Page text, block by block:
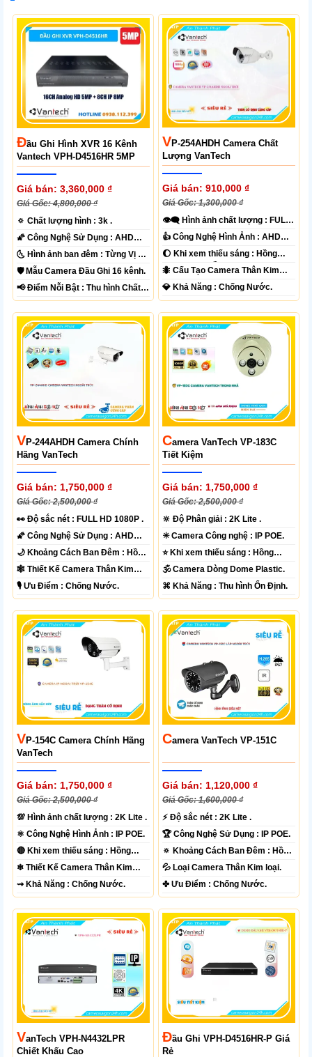
ĐẦu Ghi Hình XVR 16 Kênh
Vantech VPH-D4516HR 5MP
Giá bán: 3,360,000 ₫
Giá Gốc: 4,800,000 ₫
🔅 Chất lượng hình :3k .
🌠 Công Nghệ Sử Dụng :AHD
CVI TVI BCS.
🌜 Hình ảnh ban đêm :Từng Vị Trí
Camera .
🛡 Mẫu CameraĐầu Ghi 16 kênh.
️📢 Điểm Nỗi Bật :Thu hình Chất
Lượng.
VP-254AHDH Camera Chất
Lượng VanTech
Giá bán: 910,000 ₫
Giá Gốc: 1,300,000 ₫
👁️‍🗨 Hình ảnh chất lượng : FULL
HD 1080P .
👍 Công Nghệ Hình Ảnh :AHD
CVI TVI BCS.
🌔 Khi xem thiếu sáng : Hồng
Ngoại 40m Hồng Ngoại Smart IR.
🐜 Cấu Tạo CameraThân Kim
loại.
️💎 Khả Năng :Chống Nước.
VP-244AHDH Camera Chính
Hãng VanTech
Giá bán: 1,750,000 ₫
Giá Gốc: 2,500,000 ₫
️👀 Độ sắc nét : FULL HD 1080P .
🌠 Công Nghệ Sử Dụng :AHD
CVI TVI BCS.
🌙 Khoảng Cách Ban Đêm : Hồng
Ngoại 70m Led Array.
🕸️ Thiết Kế CameraThân Kim
loại.
️🎙 Ưu Điểm :Chống Nước.
CAmera VanTech VP-183C
Tiết Kiệm
Giá bán: 1,750,000 ₫
Giá Gốc: 2,500,000 ₫
🔆 Độ Phân giải :2K Lite .
✳️ Camera Công nghệ :
IP POE.
⭐ Khi xem thiếu sáng : Hồng
Ngoại 30m Led Array.
🕉️ Camera Dòng Dome Plastic.
️⌘ Khả Năng :Thu hình Ổn Định.
VP-154C Camera Chính Hãng
VanTech
Giá bán: 1,750,000 ₫
Giá Gốc: 2,500,000 ₫
💯 Hình ảnh chất lượng :2K Lite .
⚛️ Công Nghệ Hình Ảnh :
IP POE.
🔴 Khi xem thiếu sáng : Hồng
Ngoại 60m Led Array.
❄ Thiết Kế CameraThân Kim
loại.
️⇝ Khả Năng :Chống Nước.
CAmera VanTech VP-151C
Giá bán: 1,120,000 ₫
Giá Gốc: 1,600,000 ₫
️⚡ Độ sắc nét :2K Lite .
🏆 Công Nghệ Sử Dụng :
IP POE.
🔅 Khoảng Cách Ban Đêm : Hồng
Ngoại 40m ONVIF.
💦 Loại CameraThân Kim loại.
️✤ Ưu Điểm :Chống Nước.
VAnTech VPH-N4432LPR
Chiết Khấu Cao
ĐẦu Ghi VPH-D4516HR-P Giá
Rẻ